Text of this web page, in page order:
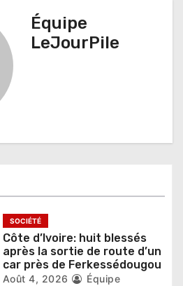
Équipe
LeJourPile
SOCIÉTÉ
Côte d’Ivoire: huit blessés
après la sortie de route d’un
car près de Ferkessédougou
Août 4, 2026
Équipe